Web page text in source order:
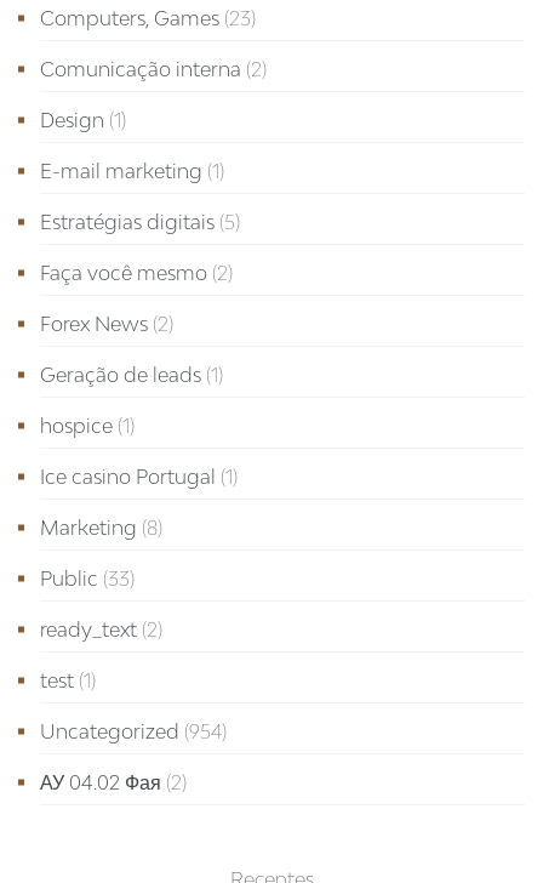
Computers, Games (23)
Comunicação interna (2)
Design (1)
E-mail marketing (1)
Estratégias digitais (5)
Faça você mesmo (2)
Forex News (2)
Geração de leads (1)
hospice (1)
Ice casino Portugal (1)
Marketing (8)
Public (33)
ready_text (2)
test (1)
Uncategorized (954)
АУ 04.02 Фая (2)